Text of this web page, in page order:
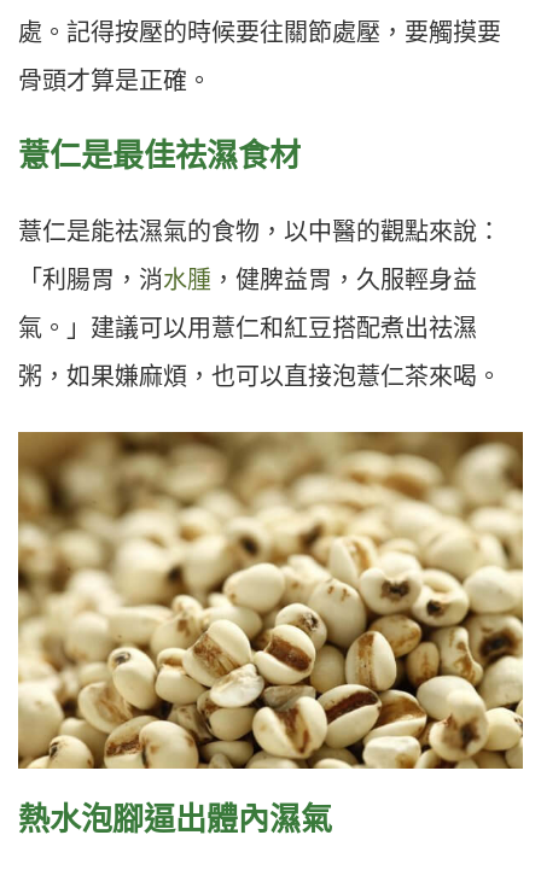
處。記得按壓的時候要往關節處壓，要觸摸要
骨頭才算是正確。
薏仁是最佳祛濕食材
薏仁是能祛濕氣的食物，以中醫的觀點來說：
「利腸胃，消水腫 ，健脾益胃，久服輕身益
氣。」建議可以用薏仁和紅豆搭配煮出祛濕
粥，如果嫌麻煩，也可以直接泡薏仁茶來喝。
熱水泡腳逼出體內濕氣